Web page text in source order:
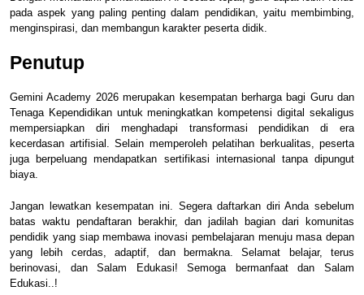
pada aspek yang paling penting dalam pendidikan, yaitu membimbing,
menginspirasi, dan membangun karakter peserta didik.
Penutup
Gemini Academy 2026 merupakan kesempatan berharga bagi Guru dan
Tenaga Kependidikan untuk meningkatkan kompetensi digital sekaligus
mempersiapkan diri menghadapi transformasi pendidikan di era
kecerdasan artifisial. Selain memperoleh pelatihan berkualitas, peserta
juga berpeluang mendapatkan sertifikasi internasional tanpa dipungut
biaya.
Jangan lewatkan kesempatan ini. Segera daftarkan diri Anda sebelum
batas waktu pendaftaran berakhir, dan jadilah bagian dari komunitas
pendidik yang siap membawa inovasi pembelajaran menuju masa depan
yang lebih cerdas, adaptif, dan bermakna. Selamat belajar, terus
berinovasi, dan Salam Edukasi! Semoga bermanfaat dan Salam
Edukasi..!